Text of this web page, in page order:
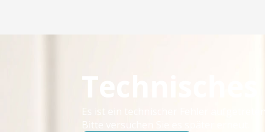
Es ist ein technischer Fehler
Bitte versuchen Sie es später erneut.